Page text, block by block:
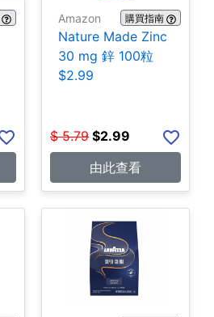
Amazon 購買指南
Nature Made Zinc
30 mg 鋅 100粒
$2.99
$ 5.79 $2.99
由此查看